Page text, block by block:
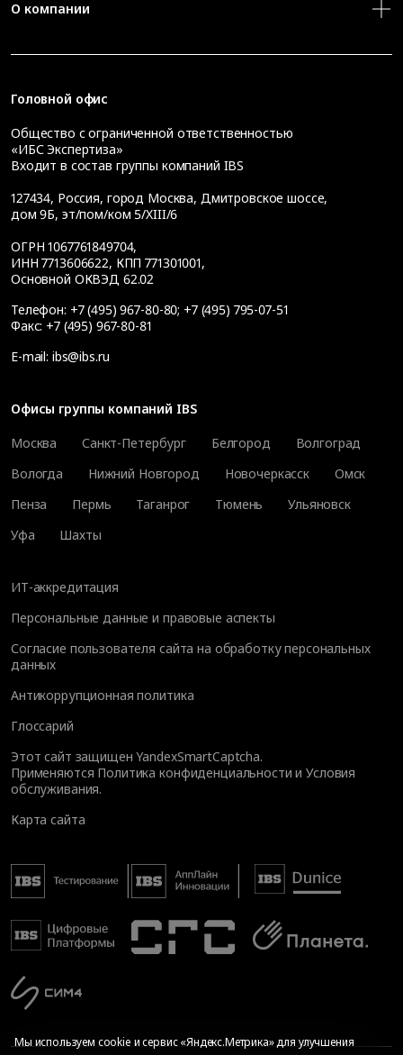
О компании
Головной офис
Общество с ограниченной ответственностью
«ИБС Экспертиза»
Входит в состав группы компаний IBS
127434, Россия, город Москва, Дмитровское шоссе,
дом 9Б, эт/пом/ком 5/XIII/6
ОГРН 1067761849704,
ИНН 7713606622, КПП 771301001,
Основной ОКВЭД 62.02
Телефон: +7 (495) 967-80-80; +7 (495) 795-07-51
Факс: +7 (495) 967-80-81
E-mail: ibs@ibs.ru
Офисы группы компаний IBS
Москва
Санкт-Петербург Белгород
Волгоград
Вологда
Нижний Новгород Новочеркасск
Омск
Пенза
Пермь Таганрог Тюмень
Ульяновск
Уфа
Шахты
ИТ-аккредитация
Персональные данные и правовые аспекты
Согласие пользователя сайта на обработку персональных
данных
Антикоррупционная политика
Глоссарий
Этот сайт защищен YandexSmartCaptcha.
Применяются Политика конфиденциальности иУсловия
обслуживания.
Карта сайта
Мы используем cookie и сервис «Яндекс.Метрика» для улучшения